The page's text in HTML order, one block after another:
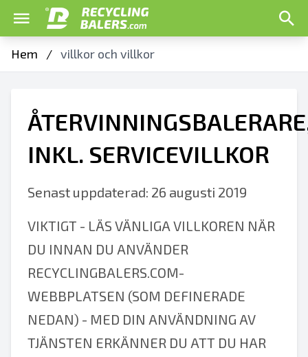
Hem / villkor och villkor
INKL. SERVICEVILLKOR
Senast uppdaterad: 26 augusti 2019
VIKTIGT - LÄS VÄNLIGA VILLKOREN NÄR
DU INNAN DU ANVÄNDER
RECYCLINGBALERS.COM-
WEBBPLATSEN (SOM DEFINERADE
NEDAN) - MED DIN ANVÄNDNING AV
TJÄNSTEN ERKÄNNER DU ATT DU HAR